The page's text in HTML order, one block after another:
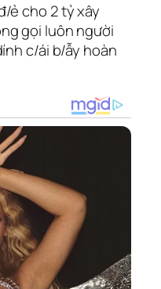
ẻ cho 2 tỷ xây
gọi luôn người
c/ái b/ẫy hoàn